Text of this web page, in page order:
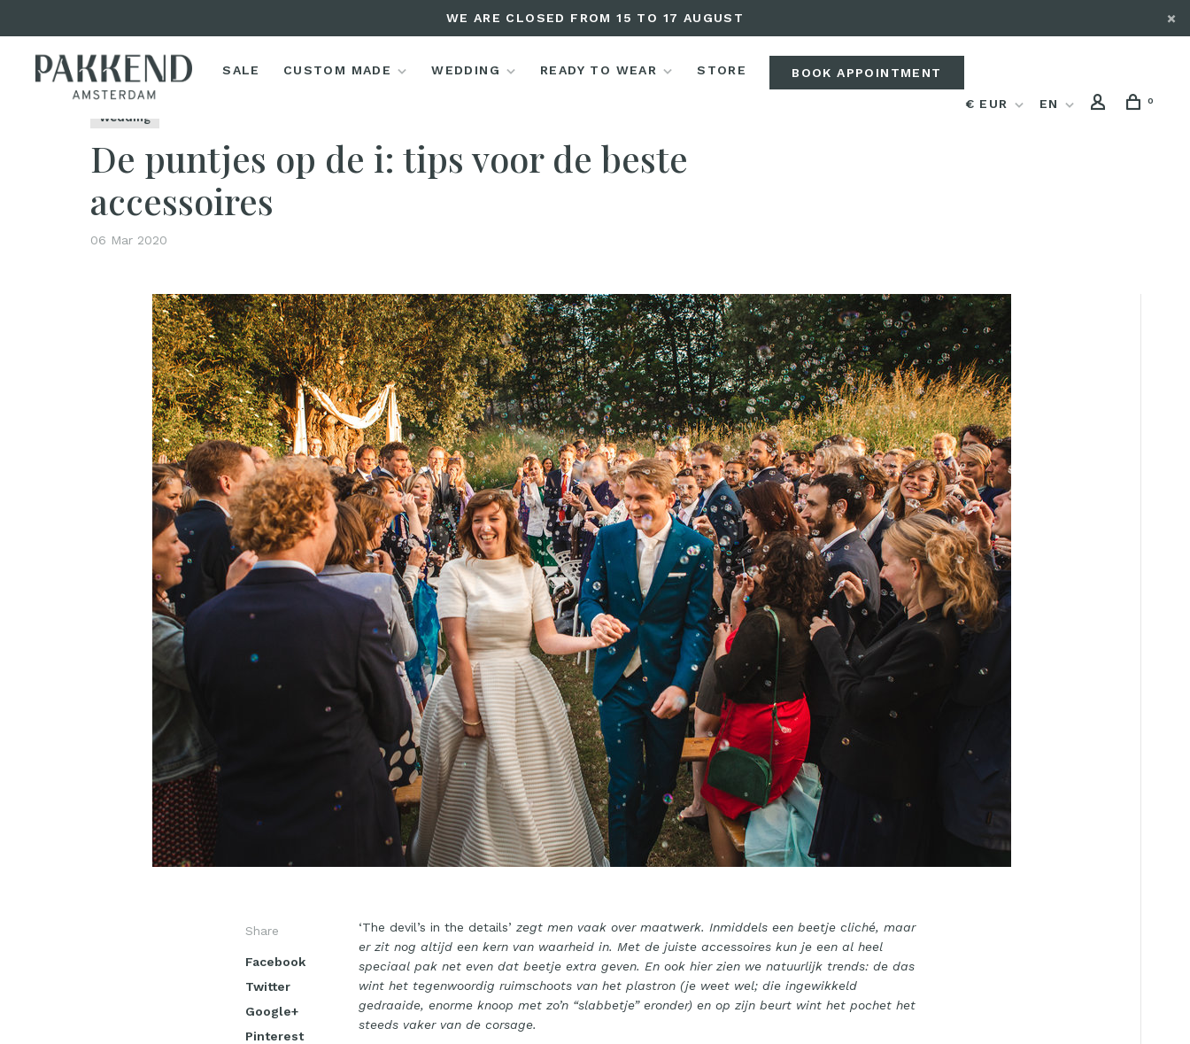
WE ARE CLOSED FROM 15 TO 17 AUGUST
SALE CUSTOM MADE WEDDING READY TO WEAR STORE BOOK APPOINTMENT
€ EUR EN 0
Home De puntjes op de i: tips voor de beste accessoires
Wedding
De puntjes op de i: tips voor de beste
accessoires
06 Mar 2020
Share
Facebook
Twitter
Google+
Pinterest
‘The devil’s in the details’ zegt men vaak over maatwerk. Inmiddels een beetje cliché, maar
er zit nog altijd een kern van waarheid in. Met de juiste accessoires kun je een al heel
speciaal pak net even dat beetje extra geven. En ook hier zien we natuurlijk trends: de das
wint het tegenwoordig ruimschoots van het plastron (je weet wel; die ingewikkeld
gedraaide, enorme knoop met zo’n “slabbetje” eronder) en op zijn beurt wint het pochet het
steeds vaker van de corsage.